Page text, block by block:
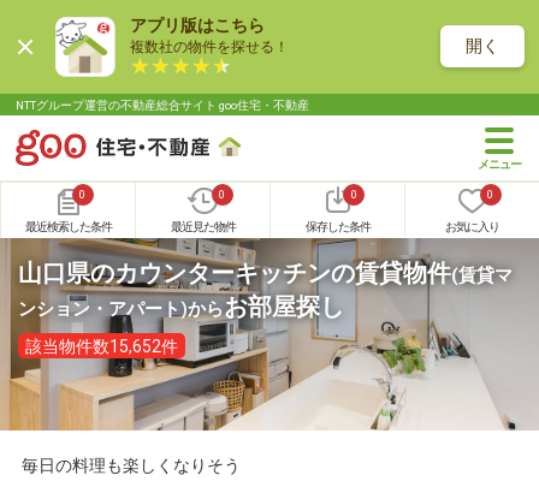
アプリ版はこちら
複数社の物件を探せる！ 開く
NTTグループ運営の不動産総合サイト goo住宅・不動産
0
最近検索した条件
0
最近見た物件
0
保存した条件
0
お気に入り
山口県のカウンターキッチンの賃貸物件(賃貸マ
ンション・アパート)からお部屋探し
該当物件数15,652件
毎日の料理も楽しくなりそう